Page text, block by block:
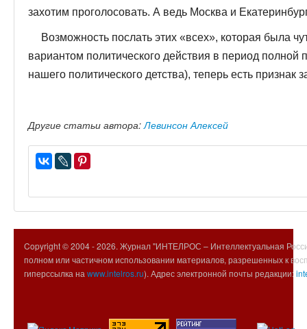
захотим проголосовать. А ведь Москва и
Возможность послать этих «всех», которая была
вариантом политического действия в период полной
нашего политического детства), теперь есть признак
Другие статьи автора:Левинсон Алексей
Copyright © 2004 -2026. Журнал "ИНТЕЛРОС – Интеллектуальная
полном или частичном использовании материалов, разрешенных к
гиперссылка на www.intelros.ru). Адрес электронной почты редакции: